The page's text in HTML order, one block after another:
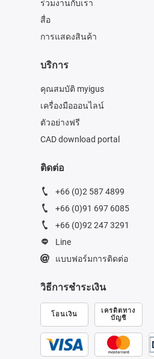
ร่วมงานกับเรา
สื่อ
การแสดงสินค้า
บริการ
คุณสมบัติ myigus
เครื่องมือออนไลน์
ตัวอย่างฟรี
CAD download portal
ติดต่อ
+66 (0)2 587 4899
+66 (0)91 697 6085
+66 (0)92 247 3291
Line
แบบฟอร์มการติดต่อ
วิธีการชำระเงิน
โอนเงิน
เครดิตทาง
บัญชี